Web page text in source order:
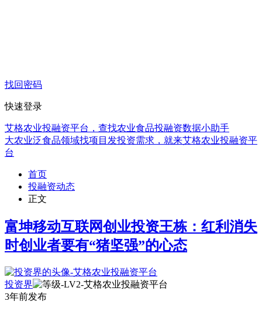
找回密码
快速登录
艾格农业投融资平台，查找农业食品投融资数据小助手
大农业泛食品领域找项目发投资需求，就来艾格农业投融资平
台
首页
投融资动态
正文
富坤移动互联网创业投资王栋：红利消失
时创业者要有“猪坚强”的心态
投资界
3年前发布